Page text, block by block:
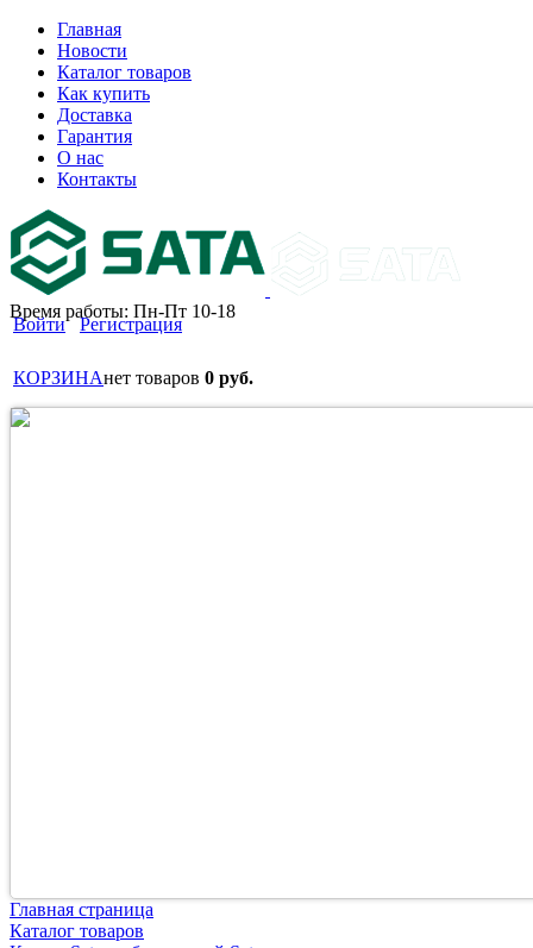
Главная
Новости
Каталог товаров
Как купить
Доставка
Гарантия
О нас
Контакты
Время работы: Пн-Пт 10-18
Войти Регистрация
КОРЗИНАнет товаров 0 руб.
Главная страница
Каталог товаров